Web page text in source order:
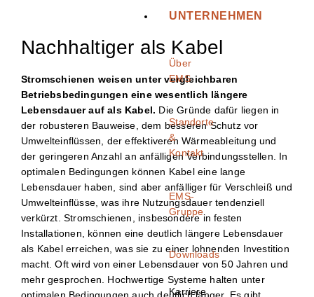
UNTERNEHMEN
Über
EMS
Standorte
&
Kontakt
EMS-
Gruppe
Downloads
Karriere
Nachhaltiger als Kabel
Stromschienen weisen unter vergleichbaren
Betriebsbedingungen eine wesentlich längere
Lebensdauer auf als Kabel. Die Gründe dafür liegen in
der robusteren Bauweise, dem besseren Schutz vor
Umwelteinflüssen, der effektiveren Wärmeableitung und
der geringeren Anzahl an anfälligen Verbindungsstellen. In
optimalen Bedingungen können Kabel eine lange
Lebensdauer haben, sind aber anfälliger für Verschleiß und
Umwelteinflüsse, was ihre Nutzungsdauer tendenziell
verkürzt. Stromschienen, insbesondere in festen
Installationen, können eine deutlich längere Lebensdauer
als Kabel erreichen, was sie zu einer lohnenden Investition
macht. Oft wird von einer Lebensdauer von 50 Jahren und
mehr gesprochen. Hochwertige Systeme halten unter